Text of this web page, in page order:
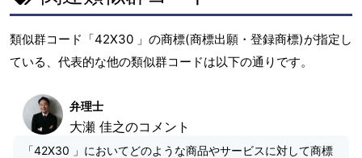
類似群コード「42X30 」の商標(商標出願・登録商標)が指定し
ている、代表的な他の類似群コードは以下の通りです。
弁理士
大瀬 佳之のコメント
「42X30 」においてどのような商品やサービスに対して商標